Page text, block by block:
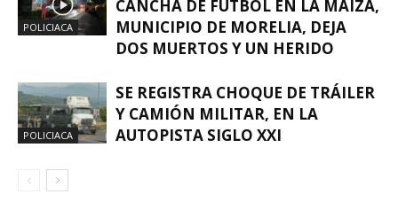
POLICIACA
CANCHA DE FÚTBOL EN LA MAIZA,
MUNICIPIO DE MORELIA, DEJA
DOS MUERTOS Y UN HERIDO
POLICIACA
SE REGISTRA CHOQUE DE TRÁILER
Y CAMIÓN MILITAR, EN LA
AUTOPISTA SIGLO XXI